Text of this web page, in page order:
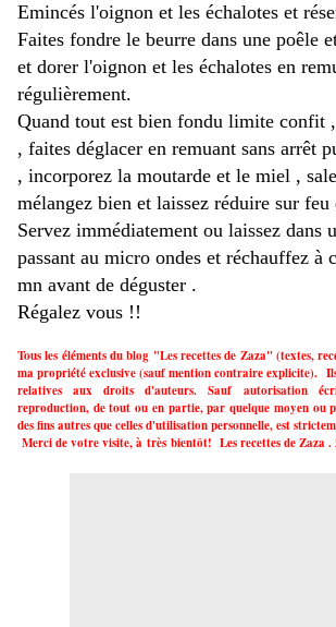
Emincés l'oignon et les échalotes et
Faites fondre le beurre dans une poêle
et dorer l'oignon et les échalotes en
régulièrement.
Quand tout est bien fondu limite confit
, faites déglacer en remuant sans arrêt
, incorporez la moutarde et le miel ,
mélangez bien et laissez réduire sur feu
Servez immédiatement ou laissez dans
passant au micro ondes et réchauffez à
mn avant de déguster .
Régalez vous !!
Tous les éléments du blog "Les recettes de Zaza" (textes,
ma propriété exclusive (sauf mention contraire explicite).
relatives aux droits d'auteurs. Sauf autorisation
reproduction, de tout ou en partie, par quelque moyen ou
des fins autres que celles d'utilisation personnelle, est
Merci de votre visite, à très bientôt! Les recettes de Zaza .